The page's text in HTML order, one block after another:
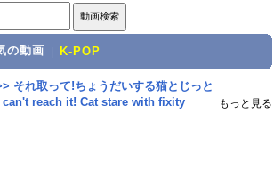
の動画 K-POP
それ取って!ちょうだいする猫とじっと
can't reach it! Cat stare with fixity
もっと見る